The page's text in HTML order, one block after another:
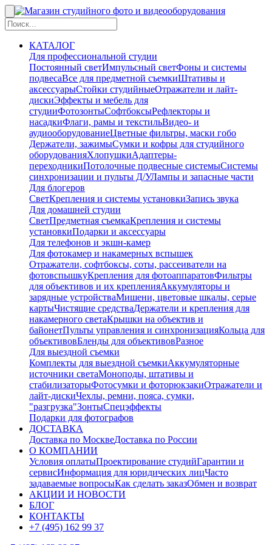
КАТАЛОГ
Для профессиональной студии
Постоянный светИмпульсный светФоны и системы
подвесаВсе для предметной съемкиШтативы и
аксессуарыСтойки студийныеОтражатели и лайт-
дискиЭффекты и мебель для
студииФотозонтыСофтбоксыРефлекторы и
насадкиФлаги, рамы и текстильВидео- и
аудиооборудованиеЦветные фильтры, маски гобо
Держатели, зажимыСумки и кофры для студийного
оборудованияХлопушкиАдаптеры-
переходникиПотолочные подвесные системыСистемы
синхронизации и пульты Д/УЛампы и запасные части
Для блогеров
СветКрепления и системы установкиЗапись звука
Для домашней студии
СветПредметная съемкаКрепления и системы
установкиПодарки и аксессуары
Для телефонов и экшн-камер
Для фотокамер и накамерных вспышек
Отражатели, софтбоксы, соты, рассеиватели на
фотовспышкуКрепления для фотоаппаратовФильтры
для объективов и их крепленияАккумуляторы и
зарядные устройстваМишени, цветовые шкалы, серые
картыЧистящие средстваДержатели и крепления для
накамерного светаКрышки на объектив и
байонетПульты управления и синхронизацияКольца для
объективовБленды для объективовРазное
Для выездной съемки
Комплекты для выездной съемкиАккумуляторные
источники светаМоноподы, штативы и
стабилизаторыФотосумки и фоторюкзакиОтражатели и
лайт-дискиЧехлы, ремни, пояса, сумки,
"разгрузка"ЗонтыСпецэффекты
Подарки для фотографов
ДОСТАВКА
Доставка по МосквеДоставка по России
О КОМПАНИИ
Условия оплатыПроектирование студийГарантии и
сервисИнформация для юридических лицЧасто
задаваемые вопросыКак сделать заказОбмен и возврат
АКЦИИ И НОВОСТИ
БЛОГ
КОНТАКТЫ
+7 (495) 162 99 37